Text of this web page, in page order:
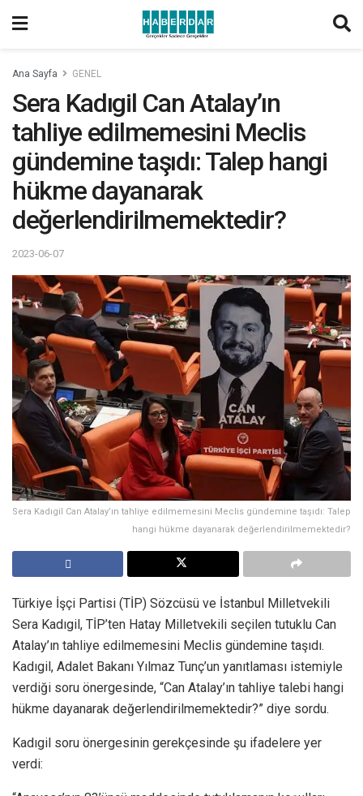
Ana Sayfa GENEL
Sera Kadıgil Can Atalay’ın
tahliye edilmemesini Meclis
gündemine taşıdı: Talep hangi
hükme dayanarak
değerlendirilmemektedir?
2023-06-07
Sera Kadıgil Can Atalay’ın tahliye edilmemesini Meclis gündemine taşıdı: Talep
hangi hükme dayanarak değerlendirilmemektedir?
Türkiye İşçi Partisi (TİP) Sözcüsü ve İstanbul Milletvekili
Sera Kadıgil, TİP’ten Hatay Milletvekili seçilen tutuklu Can
Atalay’ın tahliye edilmemesini Meclis gündemine taşıdı.
Kadıgil, Adalet Bakanı Yılmaz Tunç’un yanıtlaması istemiyle
verdiği soru önergesinde, “Can Atalay’ın tahliye talebi hangi
hükme dayanarak değerlendirilmemektedir?” diye sordu.
Kadıgil soru önergesinin gerekçesinde şu ifadelere yer
verdi: